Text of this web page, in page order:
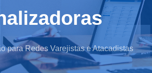
para Redes Varejistas e Atacadistas